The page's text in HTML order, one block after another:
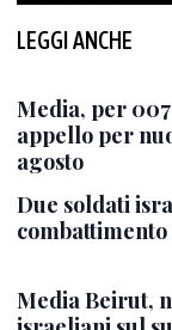
LEGGI ANCHE
Media, per
appello per
agosto
Due soldati
Media Beirut,